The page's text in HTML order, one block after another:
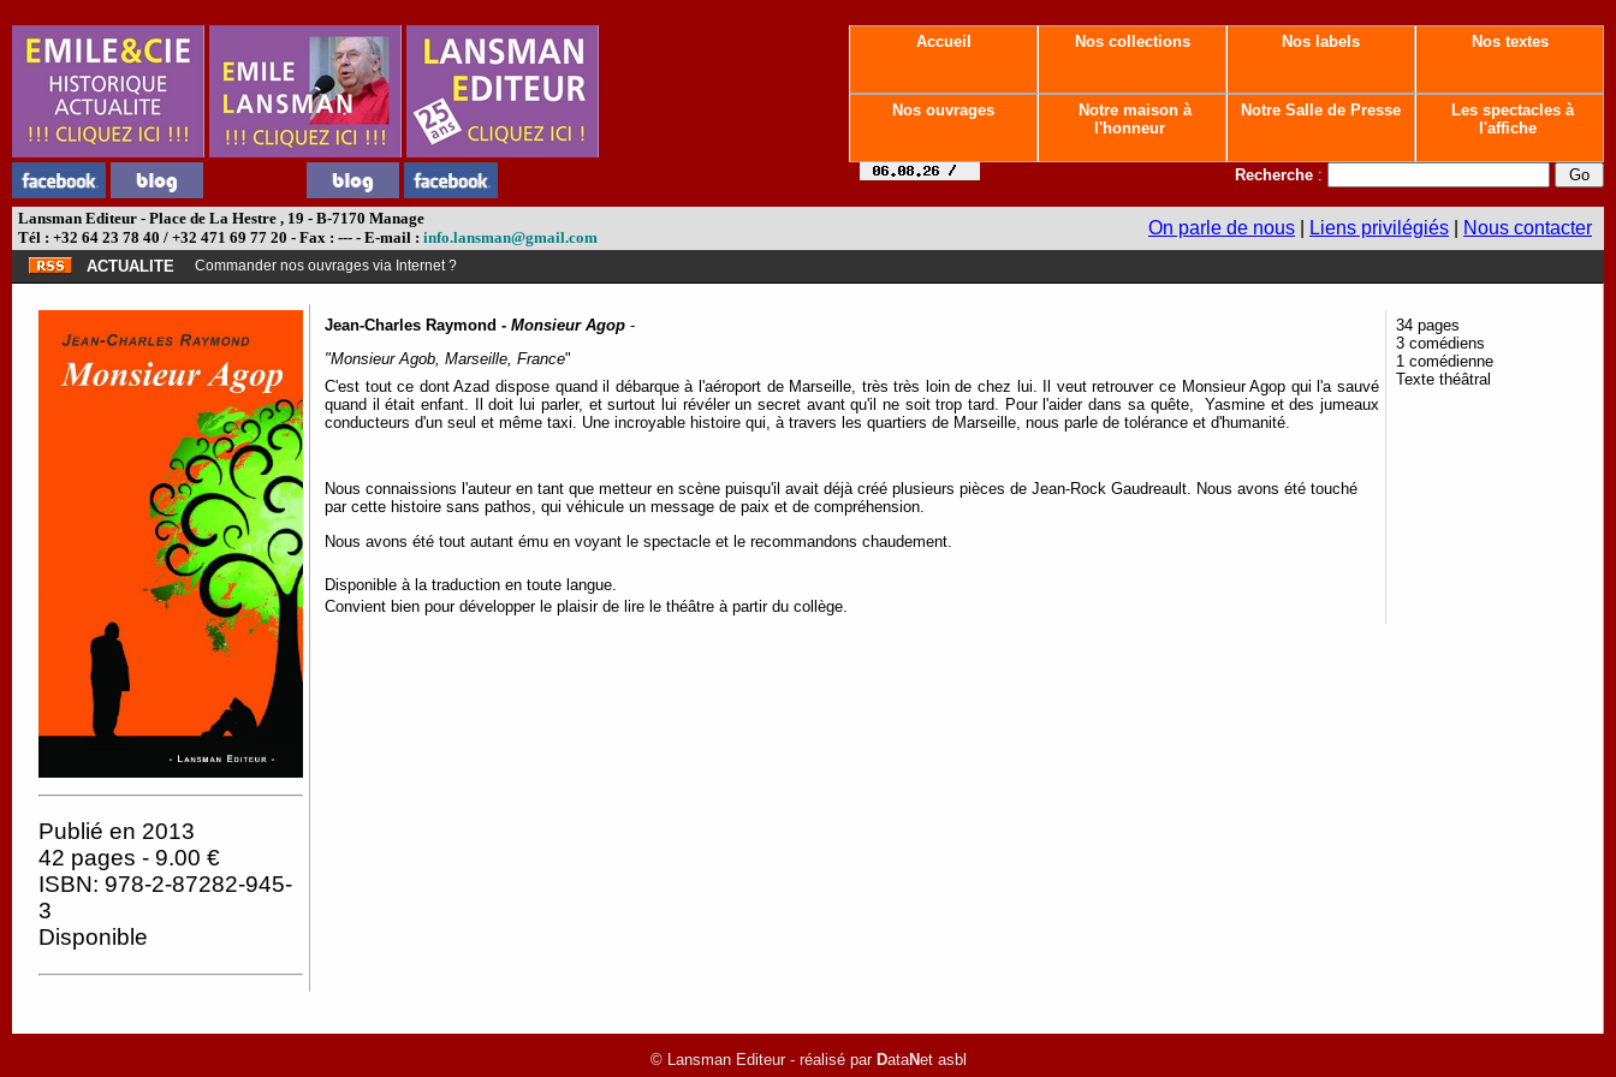
Accueil Nos collections Nos labels Nos textes
Nos ouvrages
Notre maison à
l'honneur
Notre Salle de Presse
Les spectacles à
l'affiche
Recherche :
Lansman Editeur - Place de La Hestre , 19 - B-7170 Manage
Tél : +32 64 23 78 40 / +32 471 69 77 20 - Fax : --- - E-mail : info.lansman@gmail.com On parle de nous Liens privilégiés Nous contacter
ACTUALITE Commander nos ouvrages via Internet ?
Publié en 2013
42 pages - 9.00 €
ISBN: 978-2-87282-945-
3
Disponible
Jean-Charles Raymond - Monsieur Agop -
"Monsieur Agob, Marseille, France"
C'est tout ce dont Azad dispose quand il débarque à l'aéroport de Marseille, très très loin de chez lui. Il veut retrouver ce Monsieur Agop qui l'a sauvé
quand il était enfant. Il doit lui parler, et surtout lui révéler un secret avant qu'il ne soit trop tard. Pour l'aider dans sa quête,
Yasmine et des jumeaux
conducteurs d'un seul et même taxi. Une incroyable histoire qui, à travers les quartiers de Marseille, nous parle de tolérance et d'humanité.
Nous connaissions l'auteur en tant que metteur en scène puisqu'il avait déjà créé plusieurs pièces de Jean-Rock Gaudreault. Nous avons été touché
par cette histoire sans pathos, qui véhicule un message de paix et de compréhension.
Nous avons été tout autant ému en voyant le spectacle et le recommandons chaudement.
Disponible à la traduction en toute langue.
Convient bien pour développer le plaisir de lire le théâtre à partir du collège.
34 pages
3 comédiens
1 comédienne
Texte théâtral
© Lansman Editeur - réalisé par DataNet asbl